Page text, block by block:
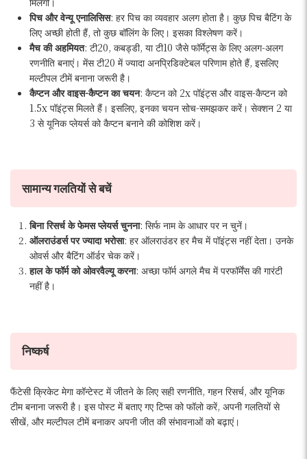
पिच और वेन्यू एनालिसिस: हर पिच का व्यवहार अलग होता है। कुछ पिच बैटिंग के
लिए अच्छी होती हैं, तो कुछ बॉलिंग के लिए। इसका विश्लेषण करें।
मैच की अहमियत: टी20, कबड्डी, या टी10 जैसे फॉर्मेट्स के लिए अलग-अलग
रणनीति बनाएं। मेंस टी20 में ज्यादा अनप्रिडिक्टेबल परिणाम होते हैं, इसलिए
मल्टीपल टीमें बनाना जरूरी है।
कैप्टन और वाइस-कैप्टन का चयन: कैप्टन को 2x पॉइंट्स और वाइस-कैप्टन को
1.5x पॉइंट्स मिलते हैं। इसलिए, इनका चयन सोच-समझकर करें। सेक्शन 2 या
3 से यूनिक प्लेयर्स को कैप्टन बनाने की कोशिश करें।
सामान्य गलतियों से बचें
बिना रिसर्च के फेमस प्लेयर्स चुनना: सिर्फ नाम के आधार पर न चुनें।
ऑलराउंडर्स पर ज्यादा भरोसा: हर ऑलराउंडर हर मैच में पॉइंट्स नहीं देता। उनके
ओवर्स और बैटिंग ऑर्डर चेक करें।
हाल के फॉर्म को ओवरवैल्यू करना: अच्छा फॉर्म अगले मैच में परफॉर्मेंस की गारंटी
नहीं है।
निष्कर्ष
फैंटेसी क्रिकेट मेगा कॉन्टेस्ट में जीतने के लिए सही रणनीति, गहन रिसर्च, और यूनिक
टीम बनाना जरूरी है। इस पोस्ट में बताए गए टिप्स को फॉलो करें, अपनी गलतियों से
सीखें, और मल्टीपल टीमें बनाकर अपनी जीत की संभावनाओं को बढ़ाएं।